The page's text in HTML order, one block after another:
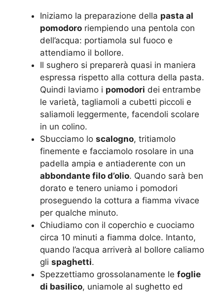
Iniziamo la preparazione della pasta al
pomodoro riempiendo una pentola con
dell’acqua: portiamola sul fuoco e
attendiamo il bollore.
Il sughero si preparerà quasi in maniera
espressa rispetto alla cottura della pasta.
Quindi laviamo i pomodori dei entrambe
le varietà, tagliamoli a cubetti piccoli e
saliamoli leggermente, facendoli scolare
in un colino.
Sbucciamo lo scalogno, tritiamolo
finemente e facciamolo rosolare in una
padella ampia e antiaderente con un
abbondante filo d’olio. Quando sarà ben
dorato e tenero uniamo i pomodori
proseguendo la cottura a fiamma vivace
per qualche minuto.
Chiudiamo con il coperchio e cuociamo
circa 10 minuti a fiamma dolce. Intanto,
quando l’acqua arriverà al bollore caliamo
gli spaghetti.
Spezzettiamo grossolanamente le foglie
di basilico, uniamole al sughetto ed